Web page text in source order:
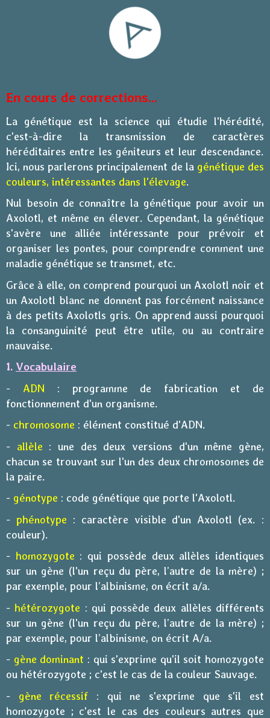
En cours de corrections...
La génétique est la science qui étudie l'hérédité,
c'est-à-dire la transmission de caractères
héréditaires entre les géniteurs et leur descendance.
Ici, nous parlerons principalement de la génétique des
couleurs, intéressantes dans l'élevage.
Nul besoin de connaître la génétique pour avoir un
Axolotl, et même en élever. Cependant, la génétique
s'avère une alliée intéressante pour prévoir et
organiser les pontes, pour comprendre comment une
maladie génétique se transmet, etc.
Grâce à elle, on comprend pourquoi un Axolotl noir et
un Axolotl blanc ne donnent pas forcément naissance
à des petits Axolotls gris. On apprend aussi pourquoi
la consanguinité peut être utile, ou au contraire
mauvaise.
1. Vocabulaire
- ADN : programme de fabrication et de
fonctionnement d'un organisme.
- chromosome : élément constitué d'ADN.
- allèle : une des deux versions d'un même gène,
chacun se trouvant sur l'un des deux chromosomes de
la paire.
- génotype : code génétique que porte l'Axolotl.
- phénotype : caractère visible d'un Axolotl (ex. :
couleur).
- homozygote : qui possède deux allèles identiques
sur un gène (l'un reçu du père, l’autre de la mère) ;
par exemple, pour l’albinisme, on écrit a/a.
- hétérozygote : qui possède deux allèles différents
sur un gène (l'un reçu du père, l’autre de la mère) ;
par exemple, pour l’albinisme, on écrit A/a.
- gène dominant : qui s'exprime qu'il soit homozygote
ou hétérozygote ; c'est le cas de la couleur Sauvage.
- gène récessif : qui ne s'exprime que s'il est
homozygote ; c'est le cas des couleurs autres que